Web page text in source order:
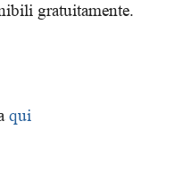
gratuitamente.
qui